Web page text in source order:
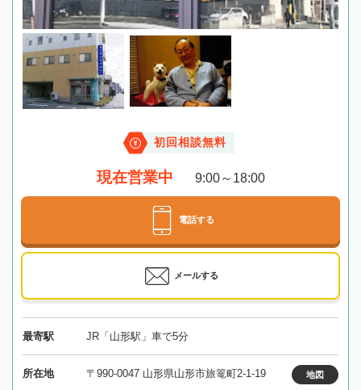
初回相談無料
現在営業中 9:00～18:00
電話する
メールする
最寄駅 JR「山形駅」車で5分
所在地 〒990-0047 山形県山形市旅篭町2-1-19 地図